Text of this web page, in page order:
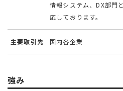
情報システム、DX部門
応しております。
主要取引先 国内各企業
強み